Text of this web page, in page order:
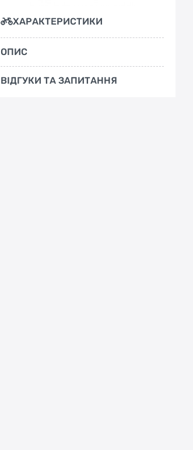
ХАРАКТЕРИСТИКИ
ОПИС
ВІДГУКИ ТА ЗАПИТАННЯ